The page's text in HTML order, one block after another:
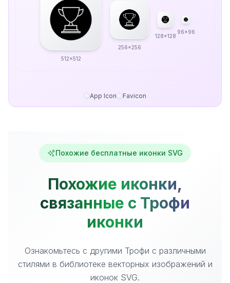
512x512
256x256
128x128
96x96
App Icon Favicon
Похожие бесплатные иконки SVG
Похожие иконки,
связанные с Трофи
иконки
Ознакомьтесь с другими Трофи с различными
стилями в библиотеке векторных изображений и
иконок SVG.